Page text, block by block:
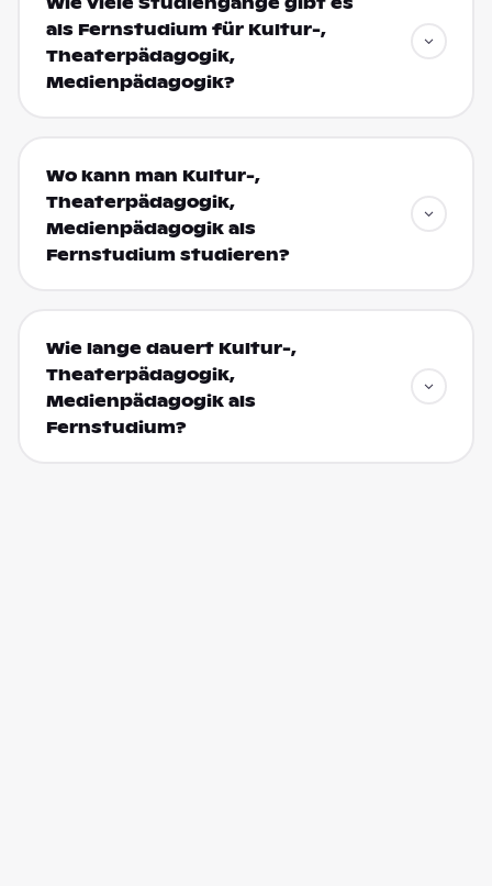
als Fernstudium für Kultur-,
Theaterpädagogik,
Medienpädagogik?
Wo kann man Kultur-,
Theaterpädagogik,
Medienpädagogik als
Fernstudium studieren?
Wie lange dauert Kultur-,
Theaterpädagogik,
Medienpädagogik als
Fernstudium?